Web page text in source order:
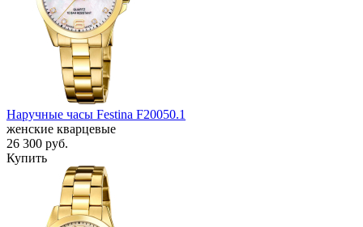
Наручные часы Festina F20050.1
женские кварцевые
26 300 руб.
Купить